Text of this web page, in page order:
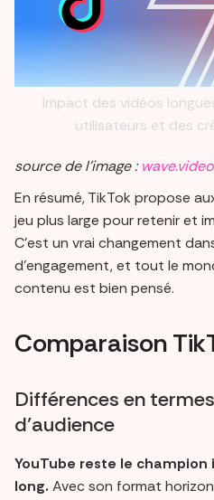
Impact des vidéos
utilisateurs et des
source de l’image :wave.video
En résumé, TikTok propose
jeu plus large pour retenir et
C’est un vrai changement
d'engagement, et tout le
contenu est bien pensé.
Comparaison
Différences en
d’audience
YouTube reste le
long. Avec son format